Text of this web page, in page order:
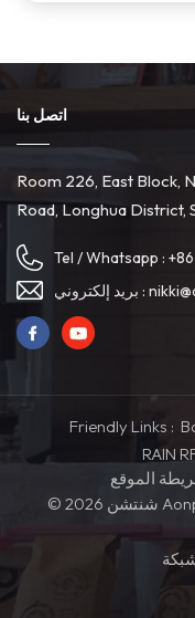
اتصل بنا
Room 226, East Block,
Road, Longhua District,
Tel / Whatsapp :
بريد إلكتروني :
Friendly Links :
RAIN
الموقع
© 2026 شنتشن Aonpos التكنولوجيا المحدودة .كل الحقوق